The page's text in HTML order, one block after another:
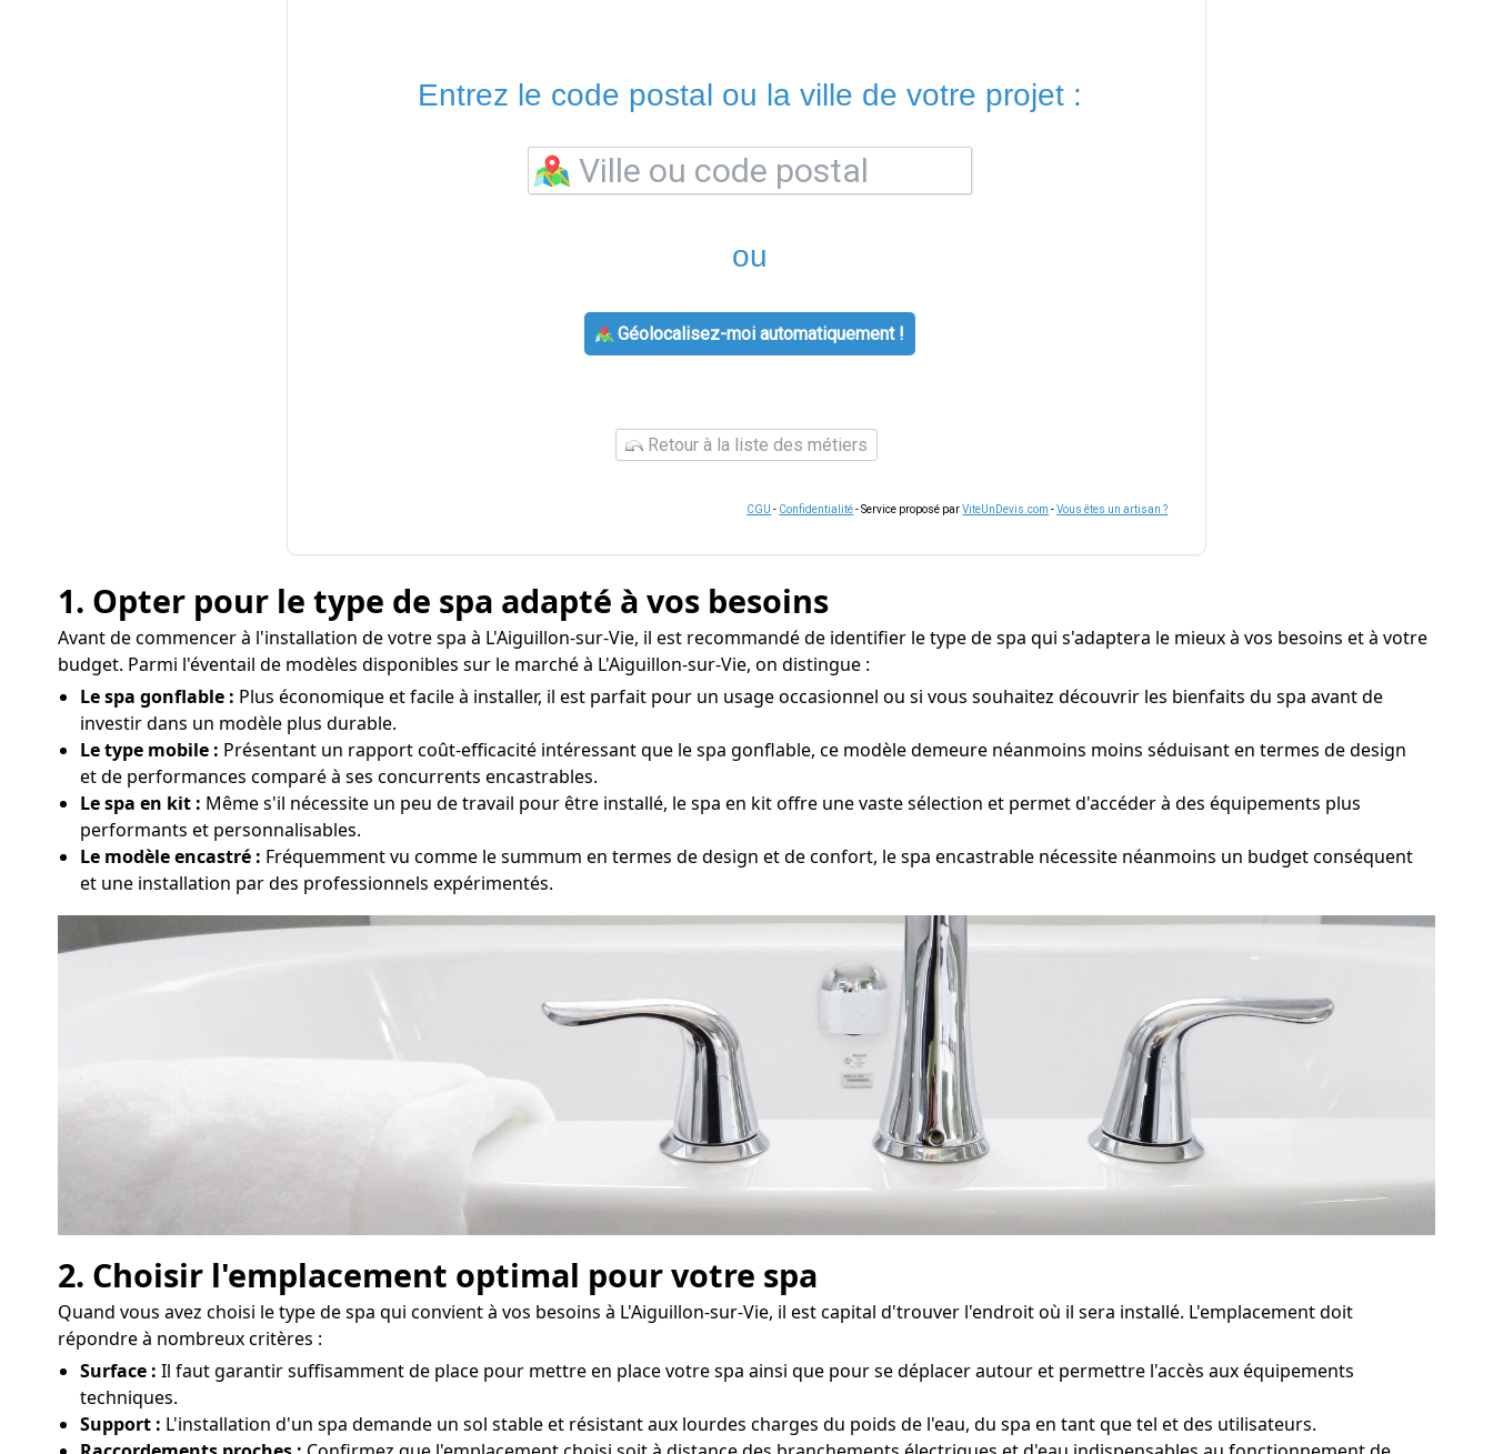
Entrez le code postal ou la ville de votre projet :
ou
Géolocalisez-moi automatiquement !
Retour à la liste des métiers
CGU - Confidentialité- Service proposé parViteUnDevis.com -Vous êtes un artisan ?
1. Opter pour le type de spa adapté à vos besoins
Avant de commencer à l'installation de votre spa à L'Aiguillon-sur-Vie, il est recommandé de identifier le type de spa qui s'adaptera le mieux à vos besoins et à votre
budget. Parmi l'éventail de modèles disponibles sur le marché à L'Aiguillon-sur-Vie, on distingue :
Le spa gonflable : Plus économique et facile à installer, il est parfait pour un usage occasionnel ou si vous souhaitez découvrir les bienfaits du spa avant de
investir dans un modèle plus durable.
Le type mobile : Présentant un rapport coût-efficacité intéressant que le spa gonflable, ce modèle demeure néanmoins moins séduisant en termes de design
et de performances comparé à ses concurrents encastrables.
Le spa en kit : Même s'il nécessite un peu de travail pour être installé, le spa en kit offre une vaste sélection et permet d'accéder à des équipements plus
performants et personnalisables.
Le modèle encastré : Fréquemment vu comme le summum en termes de design et de confort, le spa encastrable nécessite néanmoins un budget conséquent
et une installation par des professionnels expérimentés.
2. Choisir l'emplacement optimal pour votre spa
Quand vous avez choisi le type de spa qui convient à vos besoins à L'Aiguillon-sur-Vie, il est capital d'trouver l'endroit où il sera installé. L'emplacement doit
répondre à nombreux critères :
Surface : Il faut garantir suffisamment de place pour mettre en place votre spa ainsi que pour se déplacer autour et permettre l'accès aux équipements
techniques.
Support : L'installation d'un spa demande un sol stable et résistant aux lourdes charges du poids de l'eau, du spa en tant que tel et des utilisateurs.